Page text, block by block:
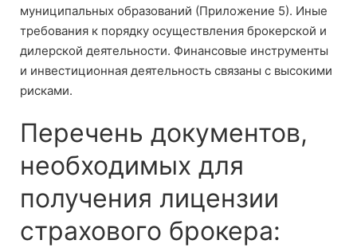
муниципальных образований (Приложение 5). Иные
требования к порядку осуществления брокерской и
дилерской деятельности. Финансовые инструменты
и инвестиционная деятельность связаны с высокими
рисками.
Перечень документов,
необходимых для
получения лицензии
страхового брокера: